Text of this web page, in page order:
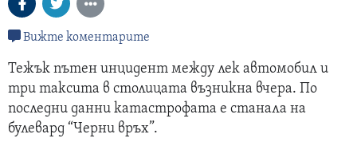
Вижте коментарите
Тежък пътен инцидент между лек автомобил и
три таксита в столицата възникна вчера. По
последни данни катастрофата е станала на
булевард “Черни връх”.